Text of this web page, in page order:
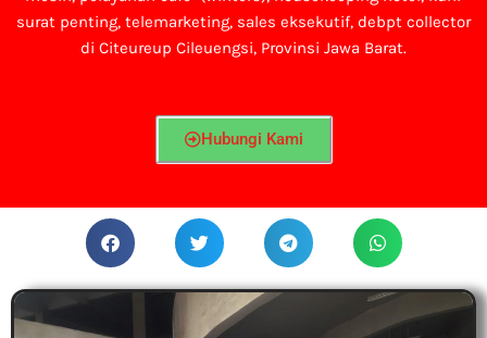
surat penting, telemarketing, sales eksekutif, debpt collector
di Citeureup Cileuengsi, Provinsi Jawa Barat.
Hubungi Kami